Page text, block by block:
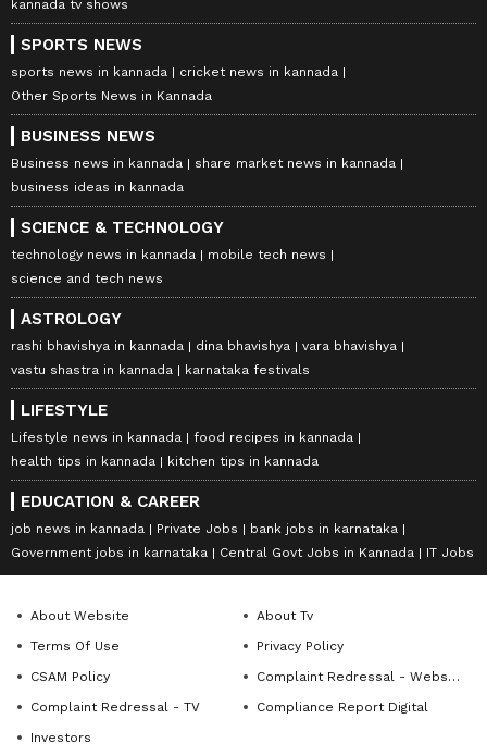
kannada tv shows
SPORTS NEWS
sports news in kannada
cricket news in kannada
Other Sports News in Kannada
BUSINESS NEWS
Business news in kannada
share market news in kannada
business ideas in kannada
SCIENCE & TECHNOLOGY
technology news in kannada
mobile tech news
science and tech news
ASTROLOGY
rashi bhavishya in kannada dina bhavishya
vara bhavishya
vastu shastra in kannada
karnataka festivals
LIFESTYLE
Lifestyle news in kannada
food recipes in kannada
health tips in kannada
kitchen tips in kannada
EDUCATION & CAREER
job news in kannada Private Jobs
bank jobs in karnataka
Government jobs in karnataka
Central Govt Jobs in Kannada IT Jobs
About Website
About Tv
Terms Of Use
Privacy Policy
CSAM Policy
Complaint Redressal - Website
Complaint Redressal - TV
Compliance Report Digital
Investors